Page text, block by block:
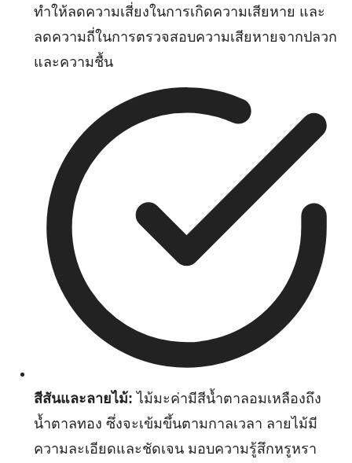
ทำให้ลดความเสี่ยงในการเกิดความเสียหาย และ
ลดความถี่ในการตรวจสอบความเสียหายจากปลวก
และความชื้น
สีสันและลายไม้: ไม้มะค่ามีสีน้ำตาลอมเหลืองถึง
น้ำตาลทอง ซึ่งจะเข้มขึ้นตามกาลเวลา ลายไม้มี
ความละเอียดและชัดเจน มอบความรู้สึกหรูหรา